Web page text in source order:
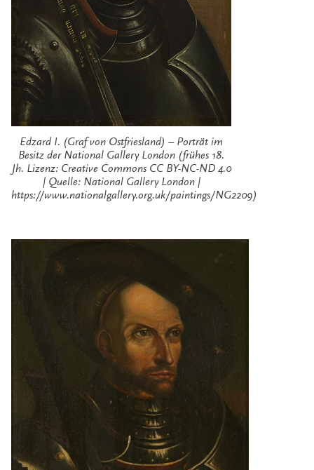
Edzard I. (Graf von Ostfriesland) – Porträt im
Besitz der National Gallery London (frühes 18.
Jh. Lizenz: Creative Commons CC BY-NC-ND 4.0
| Quelle: National Gallery London |
https://www.nationalgallery.org.uk/paintings/NG2209)